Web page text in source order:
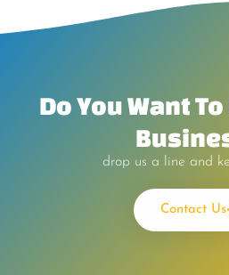
Do You Want
drop us a line and
Contact Us